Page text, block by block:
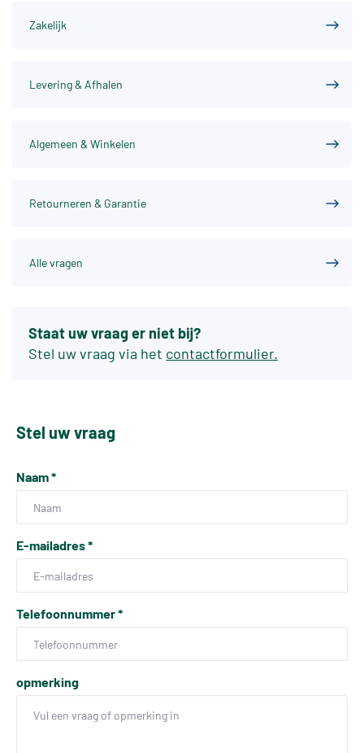
Zakelijk
Levering & Afhalen
Algemeen & Winkelen
Retourneren & Garantie
Alle vragen
Staat uw vraag er niet bij?
Stel uw vraag via het contactformulier.
Stel uw vraag
Naam*
E-mailadres*
Telefoonnummer*
opmerking